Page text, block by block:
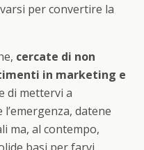
per convertire la
cercate di non
in marketing e
di mettervi a
datene
ma, al contempo,